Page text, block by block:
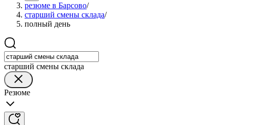
резюме в Барсово/
старший смены склада/
полный день
старший смены склада
Резюме